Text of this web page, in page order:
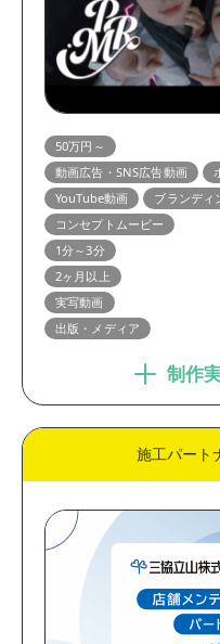
50万円～
動画広告・SNS広告動画
YouTube動画
ブランディ
コンセプトムービー
1分～3分
2ヶ月以上
実写動画
出版・メディア
制作
施工パート